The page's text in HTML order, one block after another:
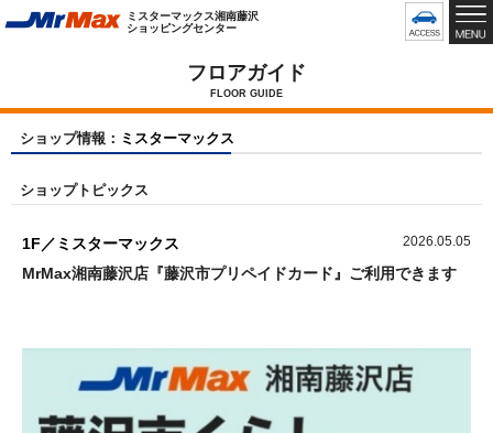
ミスターマックス湘南藤沢
ショッピングセンター
ロ
メ
ュ
フロアガイド
FLOOR GUIDE
ショップ情報： ミスターマックス
ショップトピックス
2026.05.05
1F／ミスターマックス
MrMax湘南藤沢店『藤沢市プリペイドカード』ご利用できます